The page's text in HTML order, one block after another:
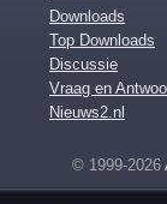
Downloads
Top Downloads
Discussie
Vraag en
Nieuws2.nl
© 1999-2026